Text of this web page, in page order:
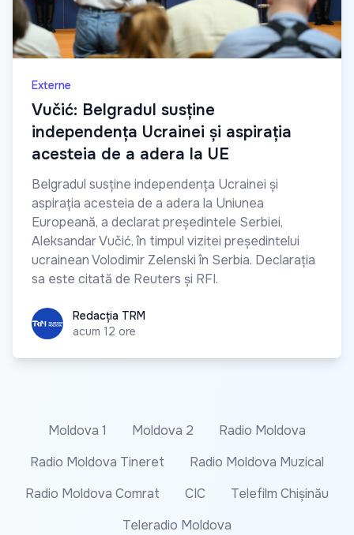
Externe
Vučić: Belgradul susține
independența Ucrainei și aspirația
acesteia de a adera la UE
Belgradul susține independența Ucrainei și
aspirația acesteia de a adera la Uniunea
Europeană, a declarat președintele Serbiei,
Aleksandar Vučić, în timpul vizitei președintelui
ucrainean Volodimir Zelenski în Serbia. Declarația
sa este citată de Reuters și RFI.
Redacția TRM
Redacția TRM
acum 12 ore
Moldova 1 Moldova 2
Radio Moldova
Radio Moldova Tineret
Radio Moldova Muzical
Radio Moldova Comrat
CIC
Telefilm Chișinău
Teleradio Moldova